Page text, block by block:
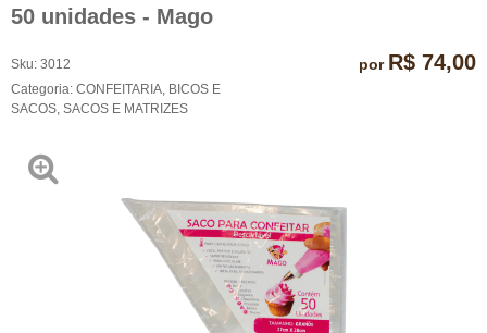
50 unidades - Mago
Sku: 3012
Categoria: CONFEITARIA BICOS E
SACOS SACOS E MATRIZES
por R$ 74,00